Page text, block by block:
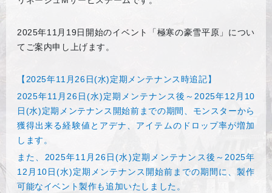
2025年11月19日開始のイベント「極寒の豪雪平原」につい
てご案内申し上げます。
【2025年11月26日(水)定期メンテナンス時追記】
2025年11月26日(水)定期メンテナンス後～2025年12月10
日(水)定期メンテナンス開始前までの期間、モンスターから
獲得出来る経験値とアデナ、アイテムのドロップ率が増加
します。
また、2025年11月26日(水)定期メンテナンス後～2025年
12月10日(水)定期メンテナンス開始前までの期間に、製作
可能なイベント製作も追加いたしました。